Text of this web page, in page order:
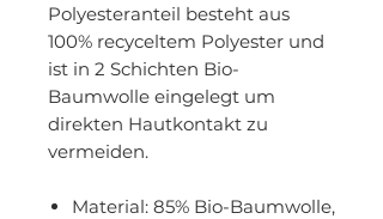
Polyesteranteil besteht aus
100% recyceltem Polyester und
ist in 2 Schichten Bio-
Baumwolle eingelegt um
direkten Hautkontakt zu
vermeiden.
Material: 85% Bio-Baumwolle,